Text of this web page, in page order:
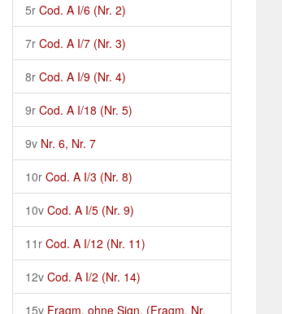
5r Cod. A I/6 (Nr. 2)
7r Cod. A I/7 (Nr. 3)
8r Cod. A I/9 (Nr. 4)
9r Cod. A I/18 (Nr. 5)
9v Nr. 6, Nr. 7
10r Cod. A I/3 (Nr. 8)
10v Cod. A I/5 (Nr. 9)
11r Cod. A I/12 (Nr. 11)
12v Cod. A I/2 (Nr. 14)
15v Fragm. ohne Sign. (Fragm. Nr.